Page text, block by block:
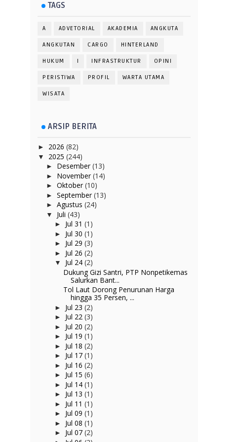
TAGS
A ADVETORIAL AKADEMIA ANGKUTA
ANGKUTAN CARGO HINTERLAND
HUKUM I INFRASTRUKTUR OPINI
PERISTIWA PROFIL WARTA UTAMA
WISATA
ARSIP BERITA
► 2026 (82)
▼ 2025 (244)
► Desember(13)
► November(14)
► Oktober(10)
► September(13)
► Agustus (24)
▼ Juli (43)
► Jul 31 (1)
► Jul 30 (1)
► Jul 29 (3)
► Jul 26 (2)
▼ Jul 24 (2)
Dukung Gizi Santri, PTP Nonpetikemas
Salurkan Bant...
Tol Laut Dorong Penurunan Harga
hingga 35 Persen, ...
► Jul 23 (2)
► Jul 22 (3)
► Jul 20 (2)
► Jul 19 (1)
► Jul 18 (2)
► Jul 17 (1)
► Jul 16 (2)
► Jul 15 (6)
► Jul 14 (1)
► Jul 13 (1)
► Jul 11 (1)
► Jul 09 (1)
► Jul 08 (1)
► Jul 07 (2)